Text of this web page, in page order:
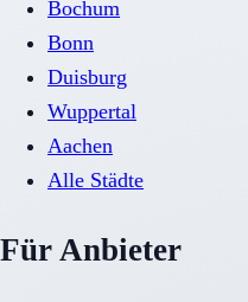
Bochum
Bonn
Duisburg
Wuppertal
Aachen
Alle Städte
Für Anbieter